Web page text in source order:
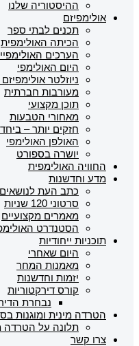
ההיסטוריה שלנו
אולימפיזם
תכנים לבתי ספר
הכיתה האולימפית
הערכים
היום האולימפי
ניוזלטר אולימפיזם 365
מעורבות חברתית
תוכן מקצועי
מאחורי הטבעות
חזקים יותר – ביחד
האולפן האולימפי
יושרה בספורט
החוויה האולימפית
מדע וחדשנות
כתב העת
סרטוני 120 שניות
מאמרים מקצועיים
הסטנדרט
תוכניות ייחודיות
היום שאחרי
מאמנות המחר
יזמות וחדשנות
קורס דירקטוריות
נבחרת
הטרדה מינית ומוגנות
תלונה על הטרדה
צרו קשר